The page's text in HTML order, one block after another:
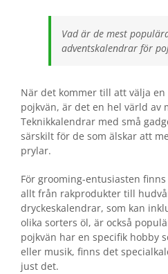
Vad är de mest
adventskalendrar för
När det kommer till att välja
pojkvän, är det en hel värld av
Teknikkalendrar med små
särskilt för de som älskar att
prylar.
För grooming-entusiasten
allt från rakprodukter till
dryckeskalendrar, som kan
olika sorters öl, är också
pojkvän har en specifik hobby
eller musik, finns det
just det.